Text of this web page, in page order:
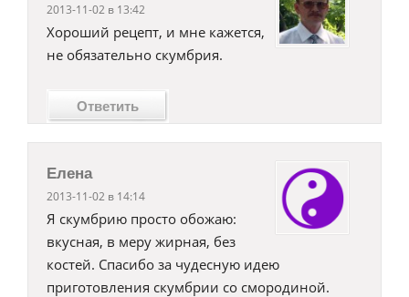
2013-11-02 в 13:42
Хороший рецепт, и мне кажется,
не обязательно скумбрия.
Ответить
Елена
2013-11-02 в 14:14
Я скумбрию просто обожаю:
вкусная, в меру жирная, без
костей. Спасибо за чудесную идею
приготовления скумбрии со смородиной.